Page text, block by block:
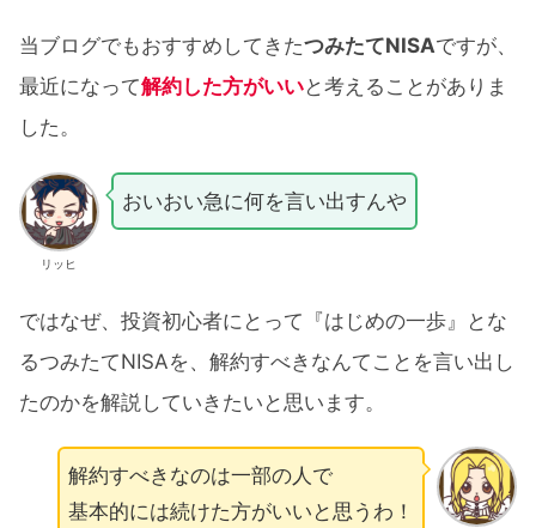
当ブログでもおすすめしてきたつみたてNISAですが、
最近になって解約した方がいいと考えることがありま
した。
リッヒ
おいおい急に何を言い出すんや
ではなぜ、投資初心者にとって『はじめの一歩』とな
るつみたてNISAを、解約すべきなんてことを言い出し
たのかを解説していきたいと思います。
解約すべきなのは一部の人で
基本的には続けた方がいいと思うわ！